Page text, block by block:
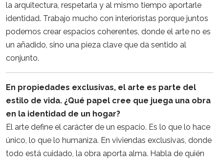
la arquitectura, respetarla y al mismo tiempo aportarle
identidad. Trabajo mucho con interioristas porque juntos
podemos crear espacios coherentes, donde el arte no es
un añadido, sino una pieza clave que da sentido al
conjunto.
En propiedades exclusivas, el arte es parte del
estilo de vida. ¿Qué papel cree que juega una obra
en la identidad de un hogar?
El arte define el carácter de un espacio. Es lo que lo hace
único, lo que lo humaniza. En viviendas exclusivas, donde
todo está cuidado, la obra aporta alma. Habla de quién